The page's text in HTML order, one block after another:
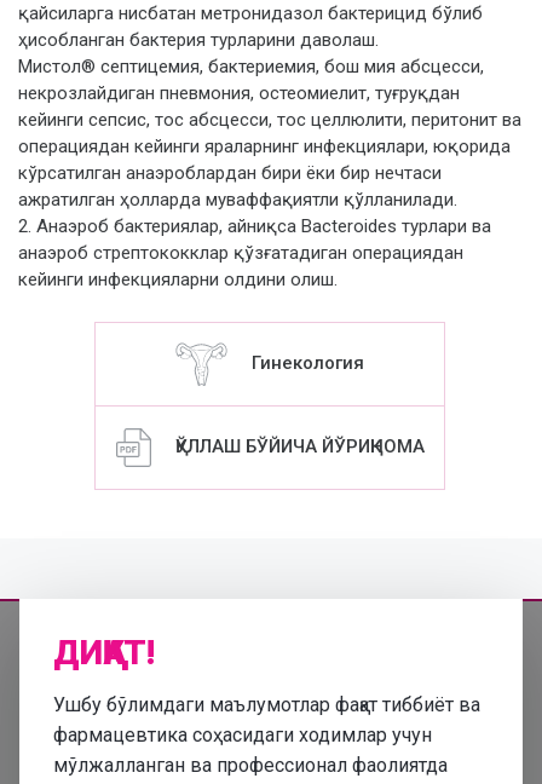
қайсиларга нисбатан метронидазол бактерицид бўлиб
ҳисобланган бактерия турларини даволаш.
Мистол® септицемия, бактериемия, бош мия абсцесси,
некрозлайдиган пневмония, остеомиелит, туғруқдан
кейинги сепсис, тос абсцесси, тос целлюлити, перитонит ва
операциядан кейинги яраларнинг инфекциялари, юқорида
кўрсатилган анаэроблардан бири ёки бир нечтаси
ажратилган ҳолларда муваффақиятли қўлланилади.
2. Анаэроб бактериялар, айниқса Bacteroides турлари ва
анаэроб стрептококклар қўзғатадиган операциядан
кейинги инфекцияларни олдини олиш.
Гинекология
ҚЎЛЛАШ БЎЙИЧА ЙЎРИҚНОМА
ДИҚҚАТ!
Ушбу бўлимдаги маълумотлар фақат тиббиёт ва
фармацевтика соҳасидаги ходимлар учун
мўлжалланган ва профессионал фаолиятда
Ушбу сайтда келтирилган маълумотлар ўз-ўзини диагностика қилиш
ва даволаш учун ишлатилмаслиги керак ва шифокорнинг чақирув
консултатсияси ўрнини боса олмайди.